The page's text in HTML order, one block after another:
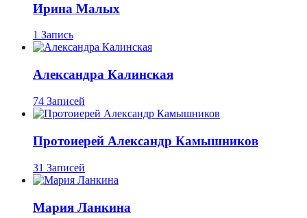
Ирина Малых
1 Запись
Александра Калинская
74 Записей
Протоиерей Александр Камышников
31 Записей
Мария Ланкина